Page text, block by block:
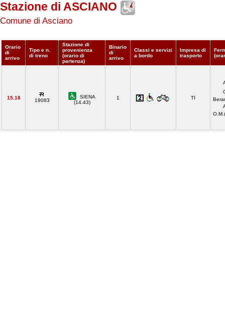
Stazione di ASCIANO
Comune di Asciano
Orario
di
arrivo
Tipo e n.
di treno
Stazione di
provenienza
(orario di
partenza)
Binario
di
arrivo
Classi e servizi
a bordo
Impresa di
trasporto
15.18 19083
SIENA
(14.43)
1 TI